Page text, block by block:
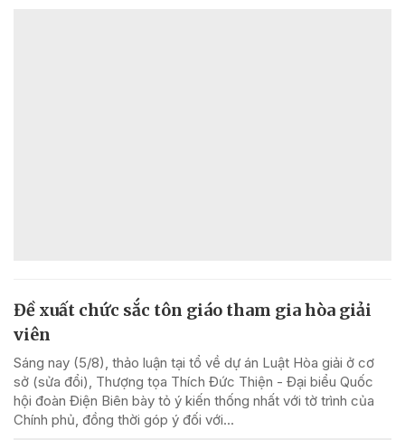
Đề xuất chức sắc tôn giáo tham gia hòa giải
viên
Sáng nay (5/8), thảo luận tại tổ về dự án Luật Hòa giải ở cơ
sở (sửa đổi), Thượng tọa Thích Đức Thiện - Đại biểu Quốc
hội đoàn Điện Biên bày tỏ ý kiến thống nhất với tờ trình của
Chính phủ, đồng thời góp ý đối với...